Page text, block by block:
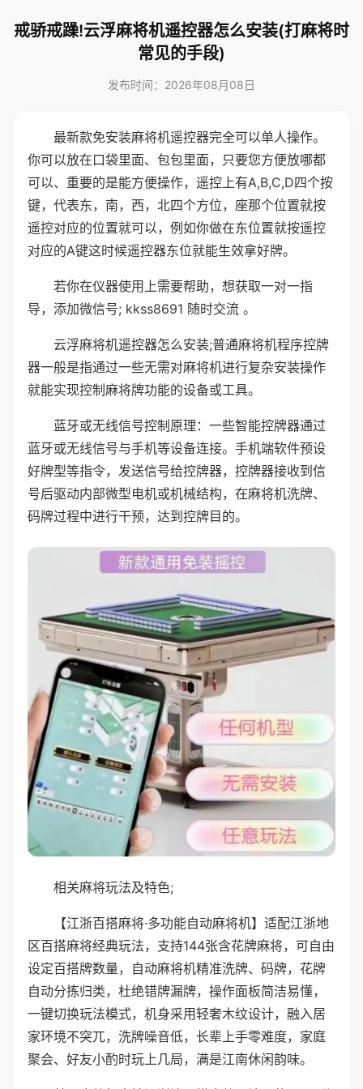
戒骄戒躁!云浮麻将机遥控器怎么安装(打麻将时
常见的手段)
发布时间：2026年08月08日
最新款免安装麻将机遥控器完全可以单人操作。
你可以放在口袋里面、包包里面，只要您方便放哪都
可以、重要的是能方便操作，遥控上有A,B,C,D四个按
键，代表东，南，西，北四个方位，座那个位置就按
遥控对应的位置就可以，例如你做在东位置就按遥控
对应的A键这时候遥控器东位就能生效拿好牌。
若你在仪器使用上需要帮助，想获取一对一指
导，添加微信号; kkss8691 随时交流 。
云浮麻将机遥控器怎么安装;普通麻将机程序控牌
器一般是指通过一些无需对麻将机进行复杂安装操作
就能实现控制麻将牌功能的设备或工具。
蓝牙或无线信号控制原理：一些智能控牌器通过
蓝牙或无线信号与手机等设备连接。手机端软件预设
好牌型等指令，发送信号给控牌器，控牌器接收到信
号后驱动内部微型电机或机械结构，在麻将机洗牌、
码牌过程中进行干预，达到控牌目的。
相关麻将玩法及特色;
【江浙百搭麻将·多功能自动麻将机】适配江浙地
区百搭麻将经典玩法，支持144张含花牌麻将，可自由
设定百搭牌数量，自动麻将机精准洗牌、码牌，花牌
自动分拣归类，杜绝错牌漏牌，操作面板简洁易懂，
一键切换玩法模式，机身采用轻奢木纹设计，融入居
家环境不突兀，洗牌噪音低，长辈上手零难度，家庭
聚会、好友小酌时玩上几局，满是江南休闲韵味。